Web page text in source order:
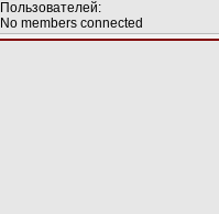
No members connected